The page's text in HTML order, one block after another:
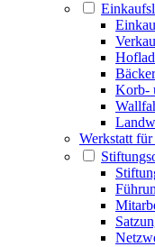
Korb-
Werkstatt